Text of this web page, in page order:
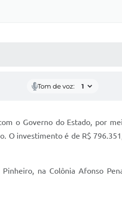
Tom de voz:
o Governo do Estado, por
investimento é de R$
na Colônia Afonso